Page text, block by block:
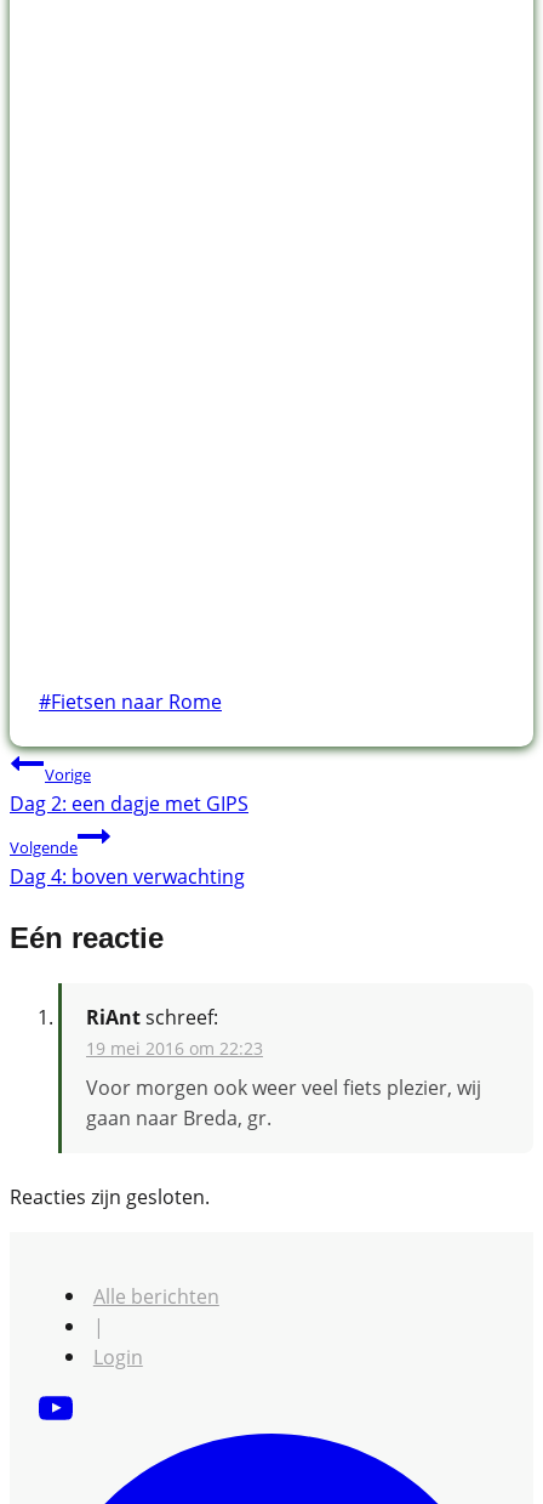
Bericht
#Fietsen naar Rome
Bericht
navigatie
Vorige
Dag 2: een dagje met GIPS
Volgende
Dag 4: boven verwachting
Eén reactie
RiAntschreef:
19 mei 2016 om 22:23
Voor morgen ook weer veel fiets plezier, wij
gaan naar Breda, gr.
Reacties zijn gesloten.
Alle berichten
|
Login